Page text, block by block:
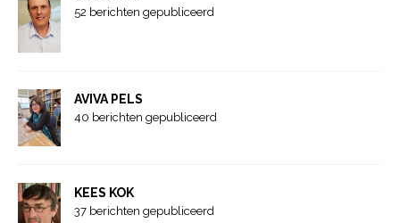
52 berichten gepubliceerd
AVIVA PELS
40 berichten gepubliceerd
KEES KOK
37 berichten gepubliceerd